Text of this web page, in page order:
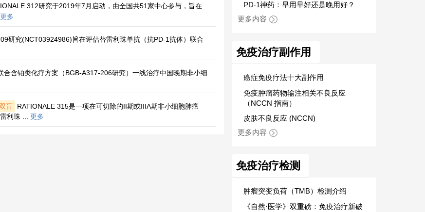
312研究于2019年7月启动，由全国共51家中心参与，旨在
更多
研究(NCT03924986)旨在评估替雷利珠单抗（抗PD-1抗体）联合
合含铂类化疗方案（BGB-A317-206研究）一线治疗中国晚期非小细
盲
RATIONALE 315是一项在可切除的II期或IIIA期非小细胞肺癌
雷利珠 ...更多
PD-1神药：早用早好还是晚用好？
更多内容
免疫治疗副作用
癌症免疫疗法十大副作用
免疫肿瘤药物输注相关不良反应
（NCCN 指南）
皮肤不良反应 (NCCN)
更多内容
免疫治疗检测
肿瘤突变负荷（TMB）检测介绍
《自然·医学》双重磅：免疫治疗新破